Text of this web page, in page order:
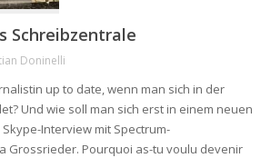
Schreibzentrale
Doninelli
up to date, wenn man sich in der
Und wie soll man sich erst in einem neuen
Interview mit Spectrum-
Grossrieder. Pourquoi as-tu voulu devenir